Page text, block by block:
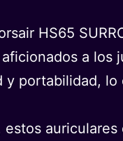
HS65
a
portabilidad,